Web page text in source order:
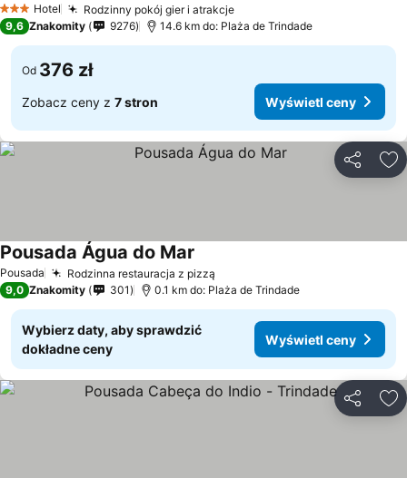
3 Kategoria
Hotel Rodzinny pokój gier i atrakcjeWyświetl ceny
9,6 Znakomity 9276 14.6 km do: Plaża de Trindade
Od 376 zł
Zobacz ceny z 7 stron Wyświetl ceny
Pousada Rodzinna restauracja z pizzą
Pousada Água do Mar
9,0 Znakomity 301 0.1 km do: Plaża de Trindade
Wybierz daty, aby sprawdzić
dokładne ceny
Wyświetl ceny